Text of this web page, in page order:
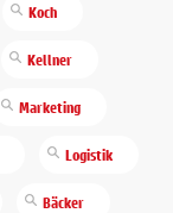
Koch
Kellner
Marketing
Logistik
Bäcker